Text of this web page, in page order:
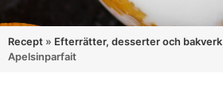
Recept » Efterrätter, desserter och bakverk
Apelsinparfait